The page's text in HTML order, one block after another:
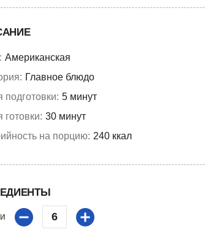
Американская
Главное блюдо
подготовки: 5 минут
готовки: 30 минут
на порцию: 240 ккал
6